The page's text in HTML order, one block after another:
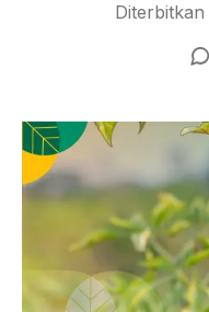
Diterbitkan